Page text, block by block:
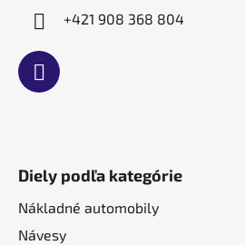
+421 908 368 804
Diely podľa kategórie
Nákladné automobily
Návesy